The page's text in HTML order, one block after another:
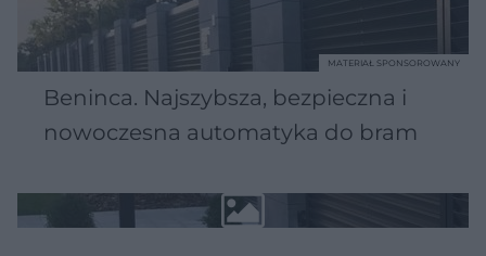
Beninca. Najszybsza, bezpieczna i
nowoczesna automatyka do bram
MATERIAŁ SPONSOROWANY